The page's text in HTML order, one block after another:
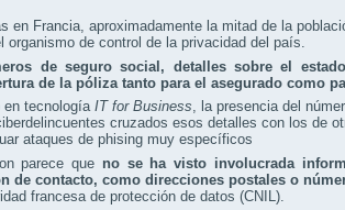
en Francia, aproximadamente la mitad de la
de control de la privacidad del país.
de seguro social, detalles sobre el
de la póliza tanto para el asegurado como
en tecnología IT for Business, la presencia del
cruzados esos detalles con los de
ataques de phising muy específicos
parece que no se ha visto involucrada
de contacto, como direcciones postales o
francesa de protección de datos (CNIL).